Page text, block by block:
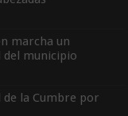
marcha un
del municipio
la Cumbre por